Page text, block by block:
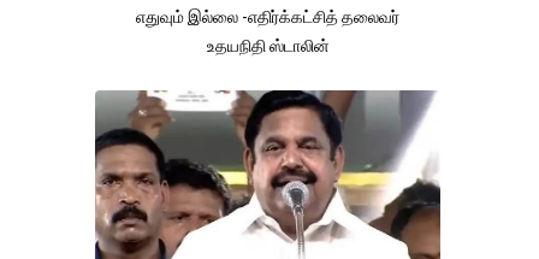
எதுவும் இல்லை -எதிர்க்கட்சித் தலைவர்
உதயநிதி ஸ்டாலின்